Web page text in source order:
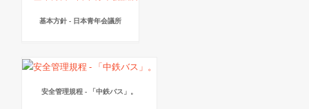
基本方針 - 日本青年会議所
安全管理規程 - 「中鉄バス」。